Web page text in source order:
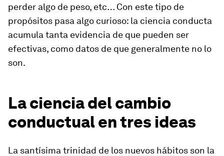
perder algo de peso, etc… Con este tipo de
propósitos pasa algo curioso: la ciencia conducta
acumula tanta evidencia de que pueden ser
efectivas, como datos de que generalmente no lo
son.
La ciencia del cambio
conductual en tres ideas
La santísima trinidad de los nuevos hábitos son la